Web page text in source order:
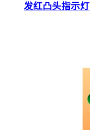
发红凸头指示灯